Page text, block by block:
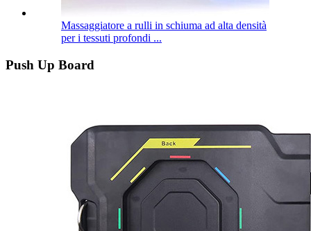
Massaggiatore a rulli in schiuma ad alta densità
per i tessuti profondi ...
Push Up Board